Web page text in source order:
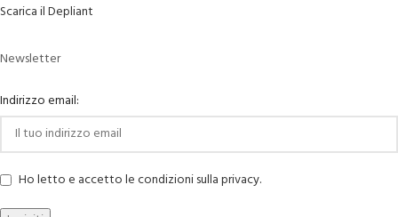
Scarica il Depliant
Newsletter
Indirizzo email:
Ho letto e accetto le condizioni sulla privacy.